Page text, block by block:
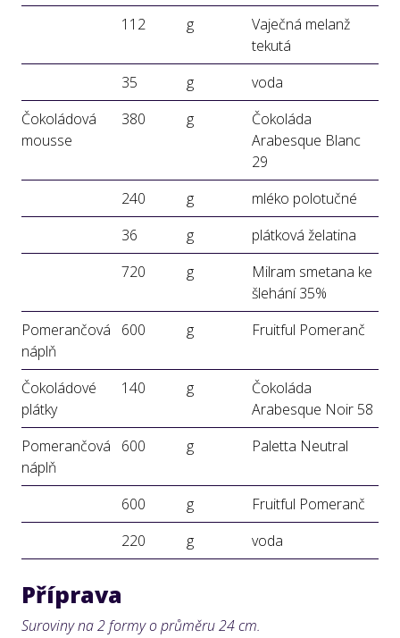
112
g
Vaječná melanž
tekutá
35
g
voda
Čokoládová
mousse
380 g
Čokoláda
Arabesque Blanc
29
240
g
mléko polotučné
36
g
plátková želatina
720
g
Milram smetana ke
šlehání 35%
Pomerančová
náplň
600 g Fruitful Pomeranč
Čokoládové
plátky
140 g
Čokoláda
Arabesque Noir 58
Pomerančová
náplň
600 g Paletta Neutral
600 g
Fruitful Pomeranč
220
g voda
Příprava
Suroviny na 2 formy o průměru 24 cm.